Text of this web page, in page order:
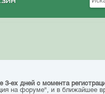
3-ех дней с момента
на форуме", и в ближайшее